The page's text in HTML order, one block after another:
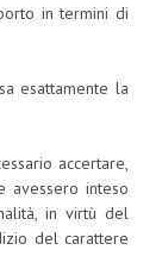
in termini di
esattamente la
accertare,
avessero inteso
in virtù del
del carattere